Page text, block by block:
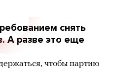
снять
А разве это еще
чтобы партию